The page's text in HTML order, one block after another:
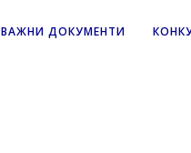
ВАЖНИ ДОКУМЕНТИ